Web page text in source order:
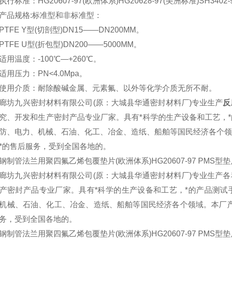
格:标准型和非标准型：
Y型(切剖型)DN15——DN200MM。
U型(折包型)DN200——5000MM。
温度：-100℃—+260℃。
力：PN<4.0Mpa。
质：耐除酸碱金属、元素氟、以外等化学介质无所不耐。
兴密封材料有限公司(原：大城县华通密封材料厂)专业生产
、开发和生产密封产品专业厂家。具有*科学的生产设备和工艺
、电力、机械、石油、化工、冶金、造纸、船舶等国民经济各个
售后服务，受到全国各地的。
法兰用聚四氟乙烯包覆垫片(欧洲体系)HG20607-97 PMS型垫
兴密封材料有限公司(原：大城县华通密封材料厂)专业生产各
密封产品专业厂家。具有*科学的生产设备和工艺，*的产品测
械、石油、化工、冶金、造纸、船舶等国民经济各个领域。本
，受到全国各地的。
法兰用聚四氟乙烯包覆垫片(欧洲体系)HG20607-97 PMS型垫